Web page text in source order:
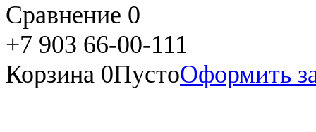
Сравнение 0
+7 903 66-00-111
Корзина 0ПустоОформить